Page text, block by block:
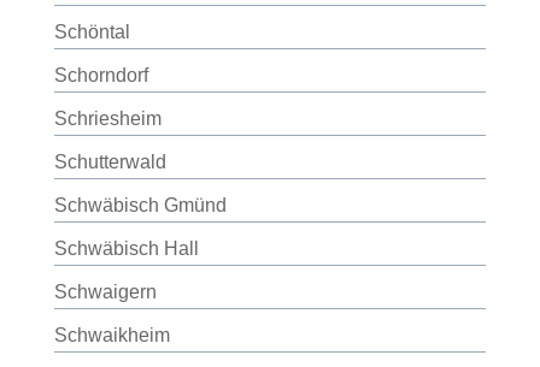
Schöntal
Schorndorf
Schriesheim
Schutterwald
Schwäbisch Gmünd
Schwäbisch Hall
Schwaigern
Schwaikheim